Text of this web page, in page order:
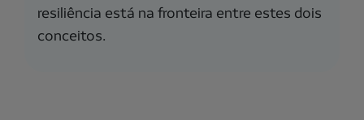
resiliência está na fronteira entre estes dois
conceitos.